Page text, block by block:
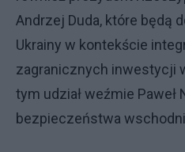
Andrzej Duda, które będą
Ukrainy w kontekście
zagranicznych inwestycji
tym udział weźmie Paweł
bezpieczeństwa